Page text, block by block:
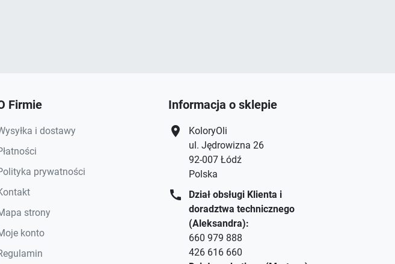
Firmie
i dostawy
prywatności
strony
konto
Informacja o sklepie
location_on
KoloryOli
ul. Jędrowizna 26
92-007 Łódź
Polska
call
Dział obsługi Klienta i
doradztwa technicznego
(Aleksandra):
660 979 888
426 616 660